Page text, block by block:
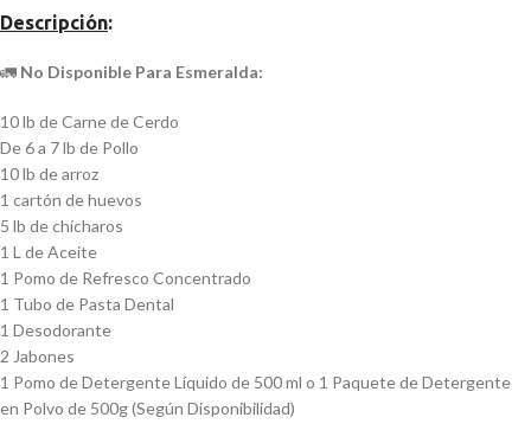
Descripción:
🚛 No Disponible Para Esmeralda:
10 lb de Carne de Cerdo
De 6 a 7 lb de Pollo
10 lb de arroz
1 cartón de huevos
5 lb de chícharos
1 L de Aceite
1 Pomo de Refresco Concentrado
1 Tubo de Pasta Dental
1 Desodorante
2 Jabones
1 Pomo de Detergente Líquido de 500 ml o 1 Paquete de Detergente
en Polvo de 500g (Según Disponibilidad)